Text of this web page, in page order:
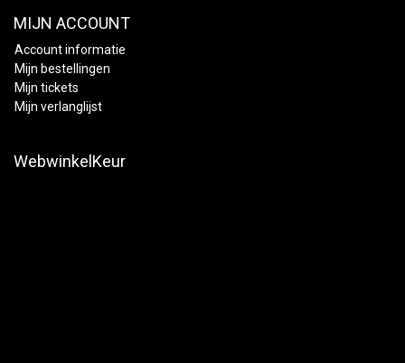
MIJN ACCOUNT
Account informatie
Mijn bestellingen
Mijn tickets
Mijn verlanglijst
WebwinkelKeur